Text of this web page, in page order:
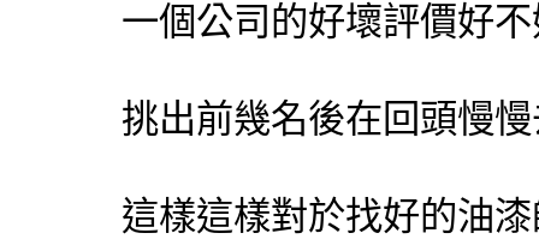
一個公司的好壞評價好
挑出前幾名後在回頭慢
這樣這樣對於找好的油